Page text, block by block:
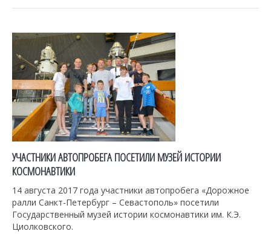
УЧАСТНИКИ АВТОПРОБЕГА ПОСЕТИЛИ МУЗЕЙ ИСТОРИИ
КОСМОНАВТИКИ
14 августа 2017 года участники автопробега «Дорожное
ралли Санкт-Петербург – Севастополь» посетили
Государственный музей истории космонавтики им. К.Э.
Циолковского.